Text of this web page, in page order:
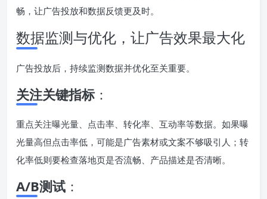
畅，让广告投放和数据反馈更及时。
数据监测与优化，让广告效果最大化
广告投放后，持续监测数据并优化至关重要。
关注关键指标：
重点关注曝光量、点击率、转化率、互动率等数据。如果曝
光量高但点击率低，可能是广告素材或文案不够吸引人；转
化率低则要检查落地页是否流畅、产品描述是否清晰。
A/B测试 ：